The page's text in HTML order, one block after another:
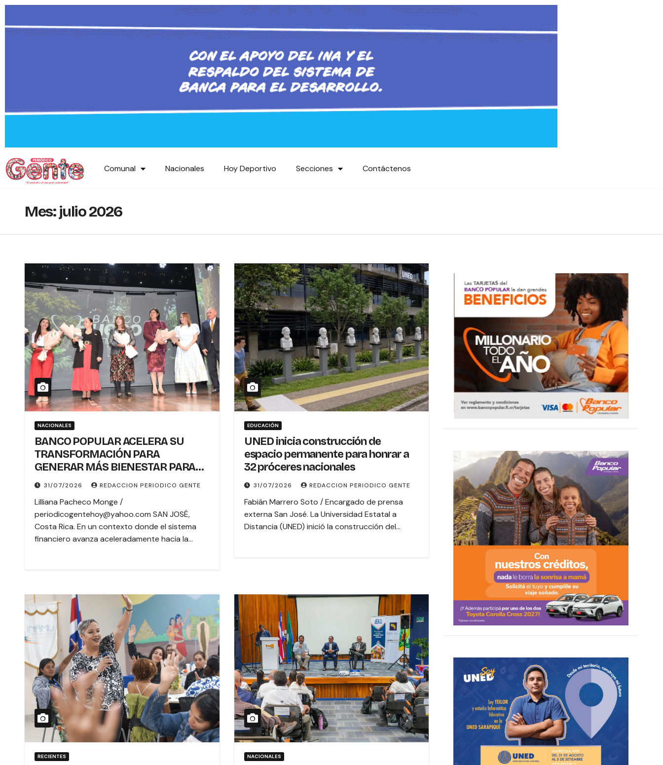
Comunal Nacionales Hoy Deportivo Secciones Contáctenos
Mes:julio 2026
NACIONALES
BANCO POPULAR ACELERA SU
TRANSFORMACIÓN PARA
GENERAR MÁS BIENESTAR PARA
COSTA RICA
31/07/2026 REDACCION PERIODICO GENTE
Lilliana Pacheco Monge /
periodicogentehoy@yahoo.com SAN JOSÉ,
Costa Rica. En un contexto donde el sistema
financiero avanza aceleradamente hacia la…
EDUCACIÓN
UNED inicia construcción de
espacio permanente para honrar a
32 próceres nacionales
31/07/2026 REDACCION PERIODICO GENTE
Fabián Marrero Soto / Encargado de prensa
externa San José. La Universidad Estatal a
Distancia (UNED) inició la construcción del…
RECIENTES NACIONALES